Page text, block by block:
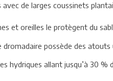
avec de larges coussinets
et oreilles le protègent du
dromadaire possède des atouts
hydriques allant jusqu’à 30